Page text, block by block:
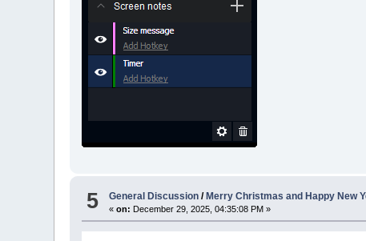
5 General Discussion / Merry Christmas and Happy New
«on: December 29, 2025, 04:35:08 PM »